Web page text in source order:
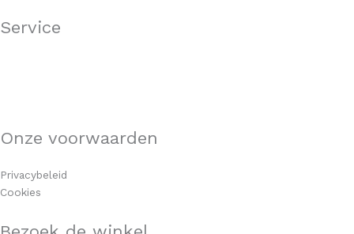
Service
Onze voorwaarden
Privacybeleid
Cookies